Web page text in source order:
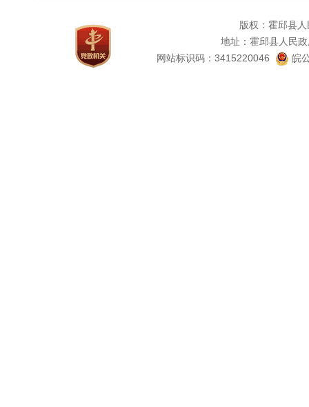
版权：霍邱县
地址：霍邱县人民
网站标识码：3415220046
皖